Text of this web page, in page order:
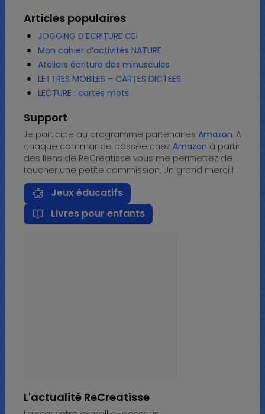
Articles populaires
JOGGING D’ECRITURE CE1
Mon cahier d’activités NATURE
Ateliers écriture des minuscules
LETTRES MOBILES – CARTES DICTEES
LECTURE : cartes mots
Support
Je participe au programme partenaires Amazon. A
chaque commande passée chez Amazon à partir
des liens de ReCreatisse vous me permettez de
toucher une petite commission. Un grand merci !
Jeux éducatifs
Livres pour enfants
L'actualité ReCreatisse